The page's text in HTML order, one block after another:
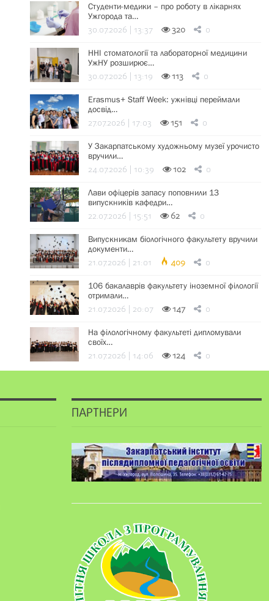
Студенти-медики – про роботу в лікарнях
Ужгорода та…
30.07.2026 | 13:37 320 0
ННІ стоматології та лабораторної медицини
УжНУ розширює…
30.07.2026 | 13:19 113 0
Erasmus+ Staff Week: ужнівці переймали
досвід…
27.07.2026 | 17:03 151 0
У Закарпатському художньому музеї урочисто
вручили…
24.07.2026 | 10:39 102 0
Лави офіцерів запасу поповнили 13
випускників кафедри…
22.07.2026 | 15:51 62 0
Випускникам біологічного факультету вручили
документи…
21.07.2026 | 21:01 409 0
106 бакалаврів факультету іноземної філології
отримали…
21.07.2026 | 20:07 147 0
На філологічному факультеті дипломували
своїх…
21.07.2026 | 14:06 124 0
ПАРТНЕРИ